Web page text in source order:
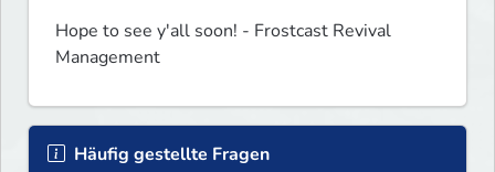
Hope to see y'all soon! - Frostcast Revival
Management
Häufig gestellte Fragen